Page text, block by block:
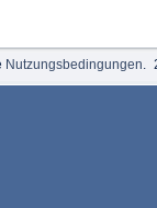
Nutzungsbedingungen.